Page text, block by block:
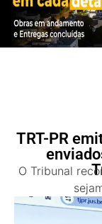
TRT-PR
O Tribunal